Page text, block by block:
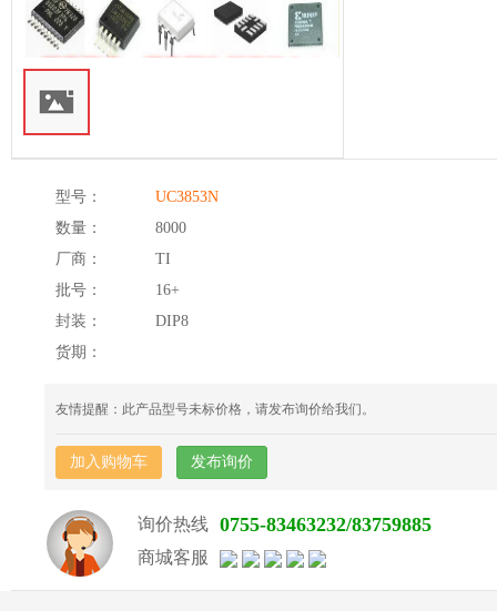
型号：
UC3853N
数量：
8000
厂商：
TI
批号：
16+
封装：
DIP8
货期：
友情提醒：此产品型号未标价格，请发布询价给我们。
加入购物车 发布询价
询价热线 0755-83463232/83759885
商城客服